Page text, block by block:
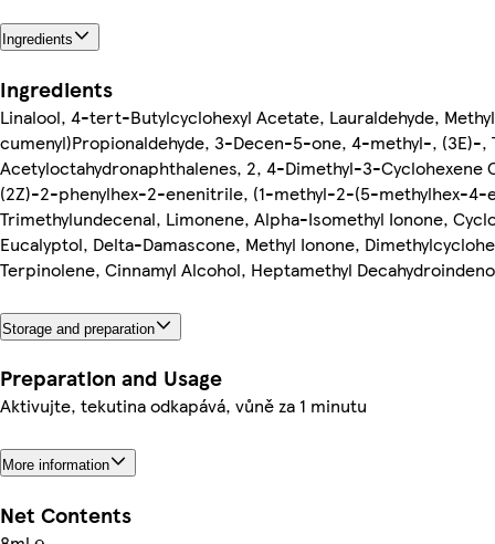
Ingredients
Ingredients
Linalool, 4-tert-Butylcyclohexyl Acetate, Lauraldehyde,
cumenyl)Propionaldehyde, 3-Decen-5-one, 4-methyl-, (3E)-,
Acetyloctahydronaphthalenes, 2, 4-Dimethyl-3-Cyclohexene
(2Z)-2-phenylhex-2-enenitrile, (1-methyl-2-(5-methylhex-
Trimethylundecenal, Limonene, Alpha-Isomethyl Ionone,
Eucalyptol, Delta-Damascone, Methyl Ionone,
Terpinolene, Cinnamyl Alcohol, Heptamethyl
Storage and preparation
Preparation and Usage
Aktivujte, tekutina odkapává, vůně za 1 minutu
More information
Net Contents